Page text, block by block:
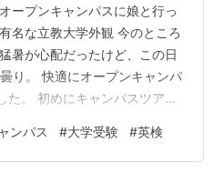
ープンキャンパスに娘と行っ
名な立教大学外観 今のところ
暑が心配だったけど、この日
り。 快適にオープンキャンパ
た。 初めにキャンパスツア
けど、私はなぜか外れてしま
待っていました。 懐かしい雰
ンパス #大学受験 #英検